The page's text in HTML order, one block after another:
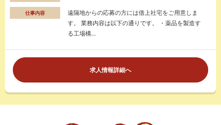
仕事内容
遠隔地からの応募の方には借上社宅をご用意しま
す。 業務内容は以下の通りです。 ・薬品を製造す
る工場構...
求人情報詳細へ